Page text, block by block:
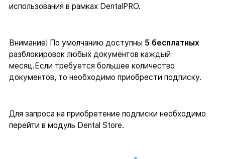
использования в рамках DentalPRO.
Внимание! По умолчанию доступны 5 бесплатных
разблокировок любых документов каждый
месяц.Если требуется большее количество
документов, то необходимо приобрести подписку.
Для запроса на приобретение подписки необходимо
перейти в модуль Dental Store.